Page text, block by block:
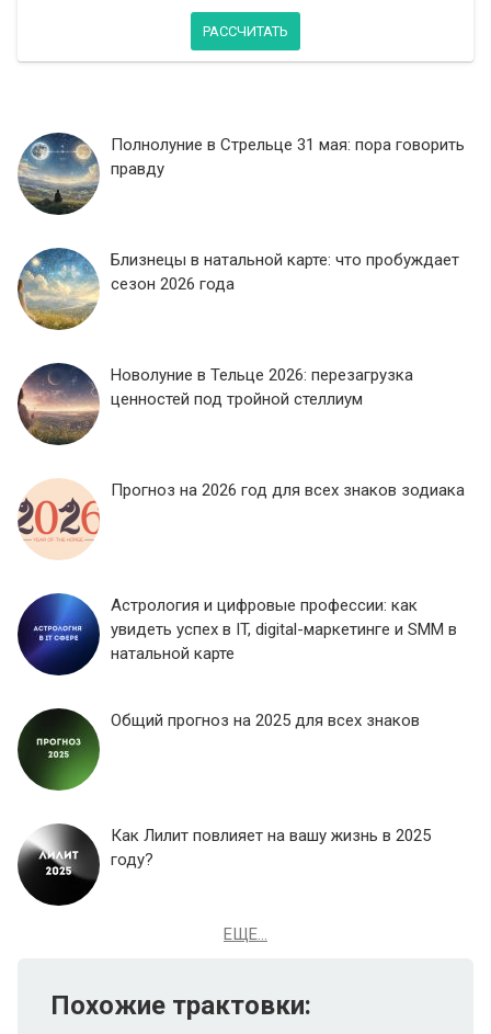
РАССЧИТАТЬ
Полнолуние в Стрельце 31 мая: пора говорить
правду
Близнецы в натальной карте: что пробуждает
сезон 2026 года
Новолуние в Тельце 2026: перезагрузка
ценностей под тройной стеллиум
Прогноз на 2026 год для всех знаков зодиака
Астрология и цифровые профессии: как
увидеть успех в IT, digital-маркетинге и SMM в
натальной карте
Общий прогноз на 2025 для всех знаков
Как Лилит повлияет на вашу жизнь в 2025
году?
ЕЩЕ...
Похожие трактовки: